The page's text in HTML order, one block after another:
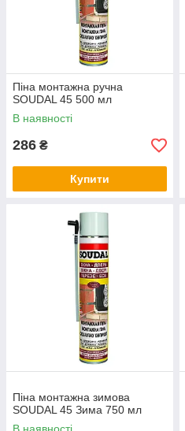
Піна монтажна ручна
SOUDAL 45 500 мл
В наявності
286 ₴
Купити
Піна монтажна зимова
SOUDAL 45 Зима 750 мл